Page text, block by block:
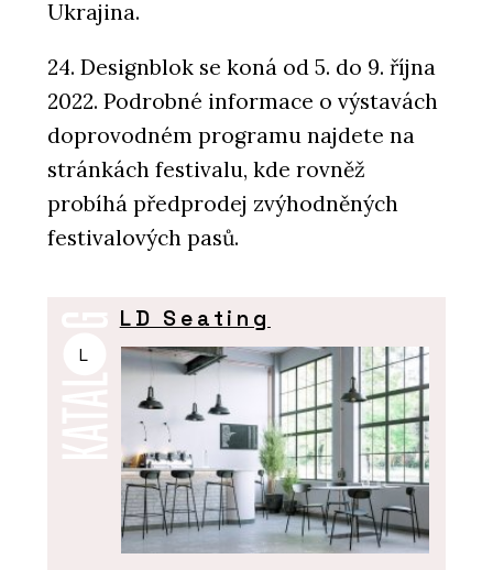
Ukrajina.
24. Designblok se koná od 5. do 9. října
2022. Podrobné informace o výstavách
doprovodném programu najdete na
stránkách festivalu, kde rovněž
probíhá předprodej zvýhodněných
festivalových pasů.
L
LD Seating